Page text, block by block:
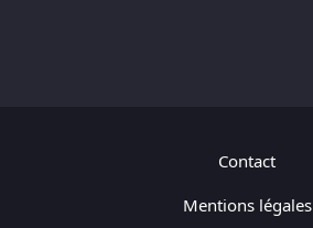
Contact
Mentions légales